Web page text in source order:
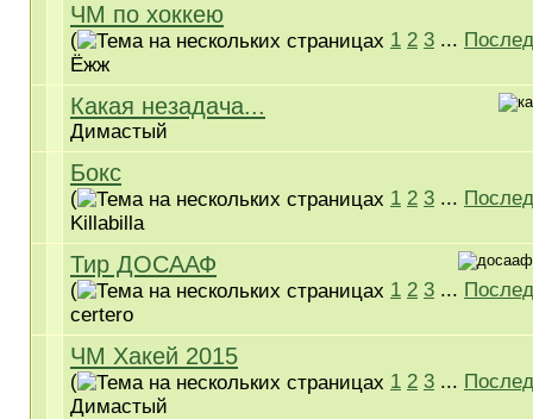
ЧМ по хоккею
( 1 2 3 ...
Ёжж
Какая незадача...
Димастый
Бокс
( 1 2 3 ...
Killabilla
Тир ДОСААФ
( 1 2 3 ...
certero
ЧМ Хакей 2015
( 1 2 3 ...
Димастый